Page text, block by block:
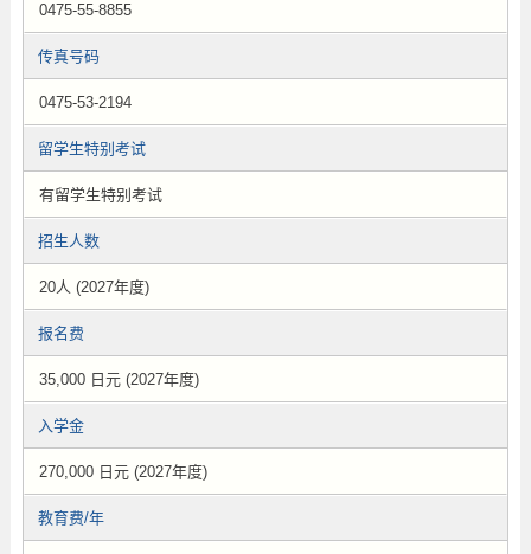
0475-55-8855
传真号码
0475-53-2194
留学生特别考试
有留学生特别考试
招生人数
20人 (2027年度)
报名费
35,000 日元 (2027年度)
入学金
270,000 日元 (2027年度)
教育费/年